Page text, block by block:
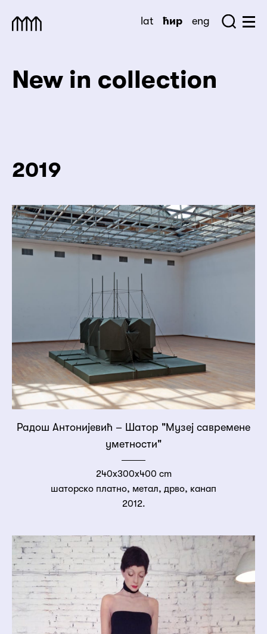
Muzej Savremene Umetnosti
lat ћир eng
New in collection
2019
Радош Антонијевић – Шатор "Музеј савремене
уметности"
240x300x400 cm
шаторско платно, метал, дрво, канап
2012.